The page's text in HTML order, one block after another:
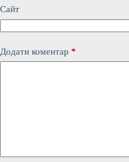
Сайт
Додати коментар *